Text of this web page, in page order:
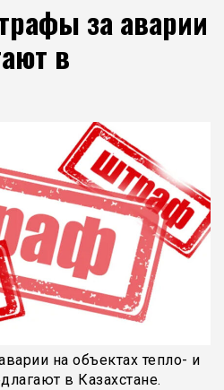
за аварии
в
на объектах тепло- и
в Казахстане.